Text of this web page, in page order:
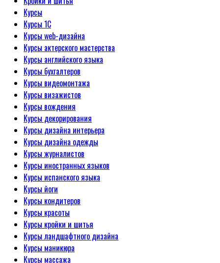
Курсы
Курсы 1С
Курсы web-дизайна
Курсы актерского мастерства
Курсы английского языка
Курсы бухгалтеров
Курсы видеомонтажа
Курсы визажистов
Курсы вождения
Курсы декорирования
Курсы дизайна интерьера
Курсы дизайна одежды
Курсы журналистов
Курсы иностранных языков
Курсы испанского языка
Курсы йоги
Курсы кондитеров
Курсы красоты
Курсы кройки и шитья
Курсы ландшафтного дизайна
Курсы маникюра
Курсы массажа